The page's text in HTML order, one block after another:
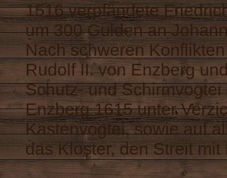
1516 verpfändete
um 300 Gulden an
Nach schweren
Rudolf II. von Enzberg
Schutz- und
Enzberg 1615 unter
Kastenvogtei, sowie auf
das Kloster, den Streit